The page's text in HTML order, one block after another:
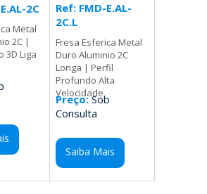
2C
Metal
2C |
3D Liga
Ref: FMD-E.AL-
2C.L
Fresa Esferica Metal
Duro Aluminio 2C
Longa | Perfil
Profundo Alta
Velocidade
Preço:Sob
Consulta
Saiba Mais